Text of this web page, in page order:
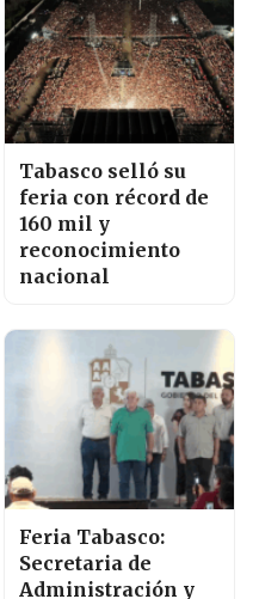
Tabasco selló su
feria con récord de
160 mil y
reconocimiento
nacional
Feria Tabasco:
Secretaria de
Administración y